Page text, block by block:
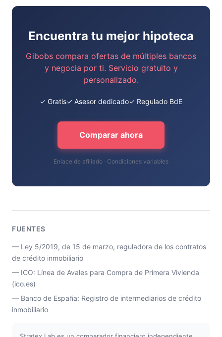
Encuentra tu mejor hipoteca
Gibobs compara ofertas de múltiples bancos
y negocia por ti. Servicio gratuito y
personalizado.
✓ Gratis✓ Asesor dedicado✓ Regulado BdE
Comparar ahora
Enlace de afiliado · Condiciones variables
FUENTES
— Ley 5/2019, de 15 de marzo, reguladora de los contratos
de crédito inmobiliario
— ICO: Línea de Avales para Compra de Primera Vivienda
(ico.es)
— Banco de España: Registro de intermediarios de crédito
inmobiliario